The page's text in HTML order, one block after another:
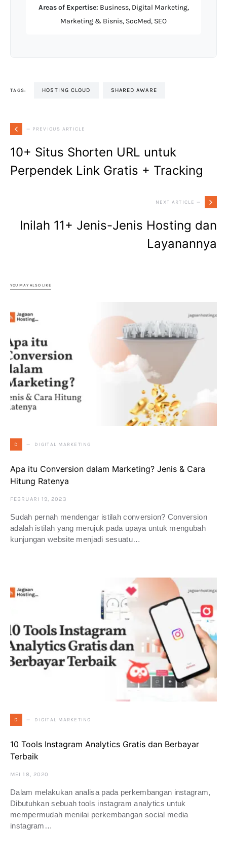
Areas of Expertise: Business, Digital Marketing,
Marketing & Bisnis, SocMed, SEO
TAGS: HOSTING CLOUD SHARED AWARE
— PREVIOUS ARTICLE
10+ Situs Shorten URL untuk
Perpendek Link Gratis + Tracking
NEXT ARTICLE —
Inilah 11+ Jenis-Jenis Hosting dan
Layanannya
YOU MAY ALSO LIKE
D DIGITAL MARKETING
Apa itu Conversion dalam Marketing? Jenis & Cara
Hitung Ratenya
FEBRUARI 19, 2023
Sudah pernah mendengar istilah conversion? Conversion
adalah istilah yang merujuk pada upaya untuk mengubah
kunjungan website menjadi sesuatu…
D DIGITAL MARKETING
10 Tools Instagram Analytics Gratis dan Berbayar
Terbaik
MEI 18, 2020
Dalam melakukan analisa pada perkembangan instagram,
Dibutuhkan sebuah tools instagram analytics untuk
mempermudah menilai perkembangan social media
instagram…